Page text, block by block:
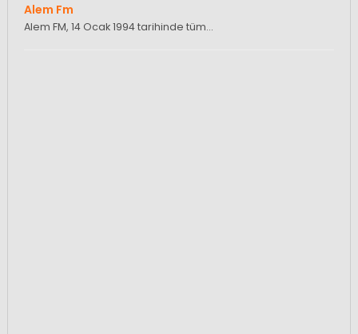
Alem Fm
Alem FM, 14 Ocak 1994 tarihinde tüm…